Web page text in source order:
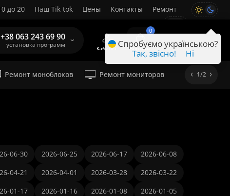
до 20 Наш Tik-tok Цены Контакты Ремонт
+38 063 243 69 90
установка программ Кабинет
0
Корзина
Ремонт моноблоков Ремонт мониторов 1/2
06-30 2026-06-25 2026-06-17
2026-06-08
04-21 2026-04-01 2026-03-28
2026-03-22
01-17 2026-01-16 2026-01-08
2026-01-05
Спробуємо українською?
Так, звісно!
Ні